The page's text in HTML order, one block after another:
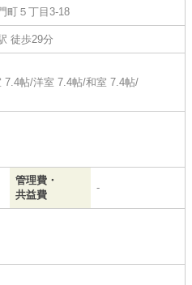
町 ５丁目3-18
徒歩29分
7.4帖/洋室 7.4帖/和室 7.4帖/
管理費・
共益費
-